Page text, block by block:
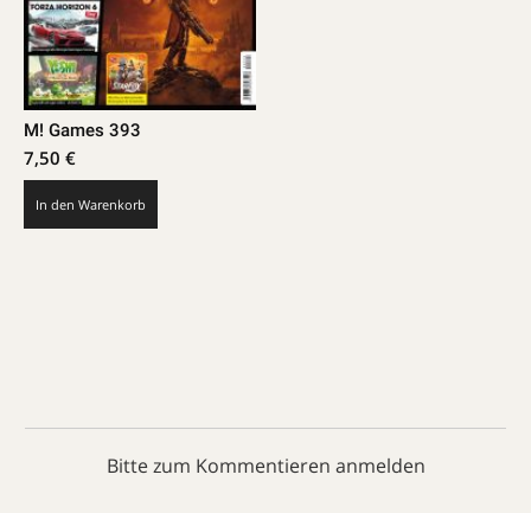
M! Games 393
7,50 €
In den Warenkorb
Bitte zum Kommentieren anmelden